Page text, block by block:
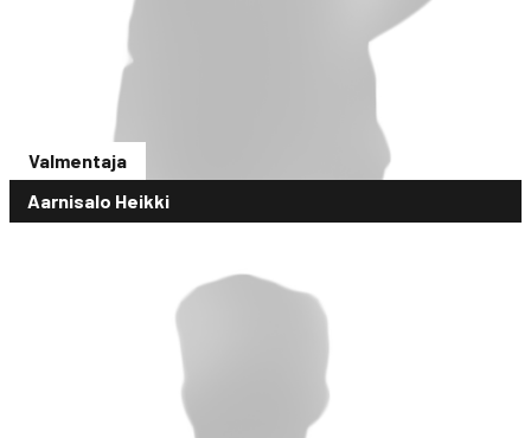
Valmentaja
Aarnisalo Heikki